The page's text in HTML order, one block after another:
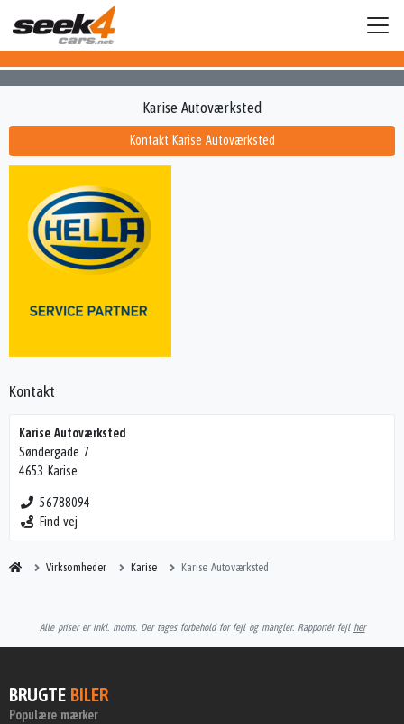
Kontakt Karise Autoværksted
Kontakt
Karise Autoværksted
Søndergade 7
4653 Karise
56788094
Find vej
Virksomheder Karise Karise Autoværksted
Karise Autoværksted
Alle priser er inkl. moms. Der tages forbehold for fejl og mangler. Rapportér fejl her
BRUGTE BILER
Populære mærker